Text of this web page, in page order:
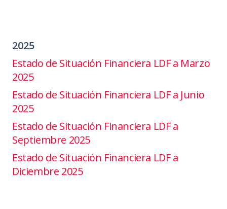
2025
Estado de Situación Financiera LDF a Marzo
2025
Estado de Situación Financiera LDF a Junio
2025
Estado de Situación Financiera LDF a
Septiembre 2025
Estado de Situación Financiera LDF a
Diciembre 2025